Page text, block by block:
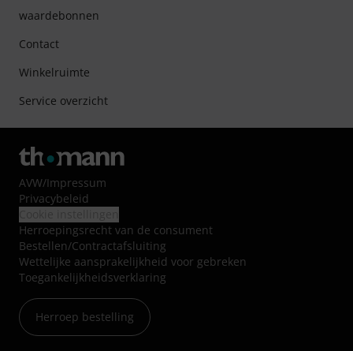
waardebonnen
Contact
Winkelruimte
Service overzicht
AVW/Impressum
Privacybeleid
Herroepingsrecht van de consument
Bestellen/Contractafsluiting
Wettelijke aansprakelijkheid voor gebreken
Toegankelijkheidsverklaring
Herroep bestelling